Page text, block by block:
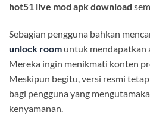
hot51 live mod apk download
Sebagian pengguna bahkan
unlock room untuk mendapatkan
Mereka ingin menikmati konten
Meskipun begitu, versi resmi
bagi pengguna yang
kenyamanan.